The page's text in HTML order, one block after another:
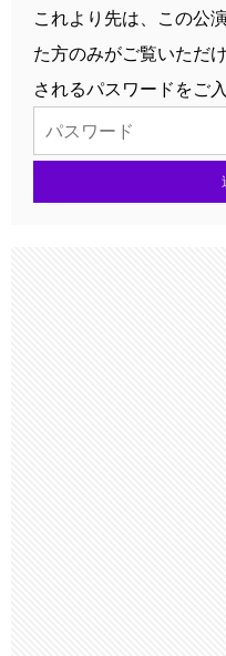
これより先は、この公
た方のみがご覧いただ
されるパスワードをご